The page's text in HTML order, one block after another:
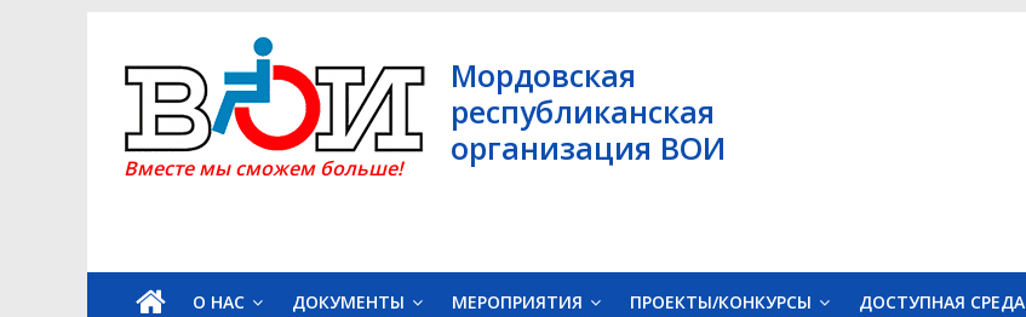
content
Вместе мы сможем больше!
Мордовская
республиканская
организация ВОИ
О НАС ДОКУМЕНТЫ МЕРОПРИЯТИЯ ПРОЕКТЫ/КОНКУРСЫ ДОСТУПНАЯ СРЕДА